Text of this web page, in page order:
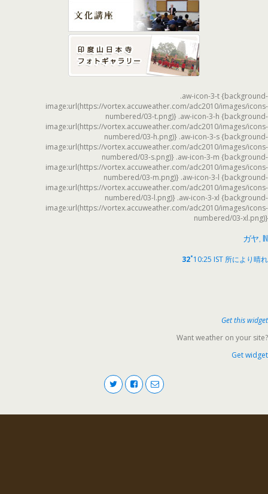
.aw-icon-3-t {background-
image:url(https://vortex.accuweather.com/adc2010/images/icons-
numbered/03-t.png)} .aw-icon-3-h {background-
image:url(https://vortex.accuweather.com/adc2010/images/icons-
numbered/03-h.png)} .aw-icon-3-s {background-
image:url(https://vortex.accuweather.com/adc2010/images/icons-
numbered/03-s.png)} .aw-icon-3-m {background-
image:url(https://vortex.accuweather.com/adc2010/images/icons-
numbered/03-m.png)} .aw-icon-3-l {background-
image:url(https://vortex.accuweather.com/adc2010/images/icons-
numbered/03-l.png)} .aw-icon-3-xl {background-
image:url(https://vortex.accuweather.com/adc2010/images/icons-
numbered/03-xl.png)}
ガヤ, IN
32°10:25 IST 所により晴れ
Get this widget
Want weather on your site?
Get widget